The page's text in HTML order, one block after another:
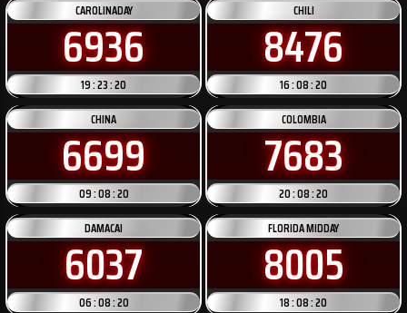
CAROLINADAY
6936
19 : 23 : 20
CHILI
8476
16 : 08 : 20
CHINA
6699
09 : 08 : 20
COLOMBIA
7683
20 : 08 : 20
DAMACAI
6037
06 : 08 : 20
FLORIDA MIDDAY
8005
18 : 08 : 20